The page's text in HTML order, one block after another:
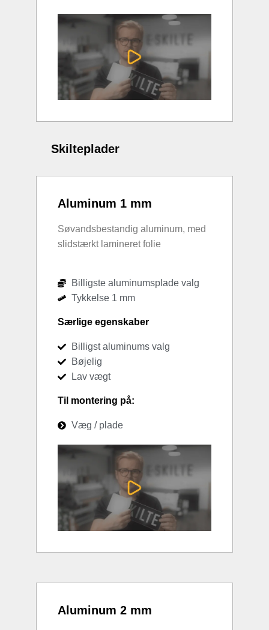
Skilteplader
Aluminum 1 mm
Søvandsbestandig aluminum, med
slidstærkt lamineret folie
Billigste aluminumsplade valg
Tykkelse 1 mm
Særlige egenskaber
Billigst aluminums valg
Bøjelig
Lav vægt
Til montering på:
Væg / plade
Aluminum 2 mm